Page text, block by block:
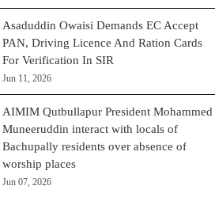
Asaduddin Owaisi Demands EC Accept
PAN, Driving Licence And Ration Cards
For Verification In SIR
Jun 11, 2026
AIMIM Qutbullapur President Mohammed
Muneeruddin interact with locals of
Bachupally residents over absence of
worship places
Jun 07, 2026